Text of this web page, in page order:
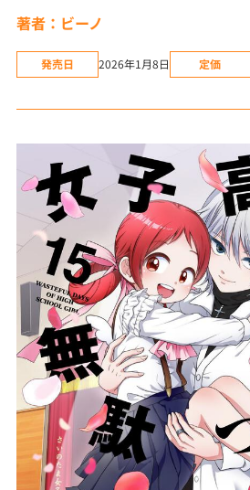
著者：ビーノ
発売日 2026年1月8日 定価